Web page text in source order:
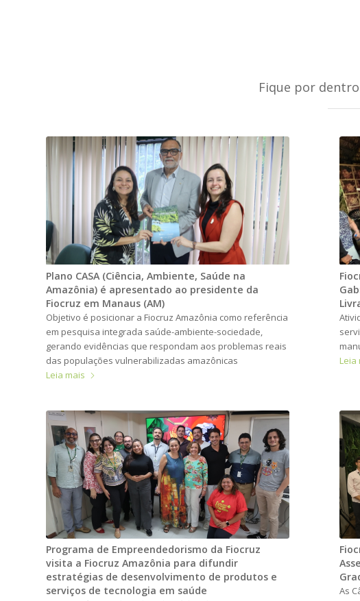
Fique por
Plano CASA (Ciência, Ambiente, Saúde na
Amazônia) é apresentado ao presidente da
Fiocruz em Manaus (AM)
Objetivo é posicionar a Fiocruz Amazônia como referência
em pesquisa integrada saúde-ambiente-sociedade,
gerando evidências que respondam aos problemas reais
das populações vulnerabilizadas amazônicas
Leia mais
Leia
Programa de Empreendedorismo da Fiocruz
visita a Fiocruz Amazônia para difundir
estratégias de desenvolvimento de produtos e
serviços de tecnologia em saúde
As